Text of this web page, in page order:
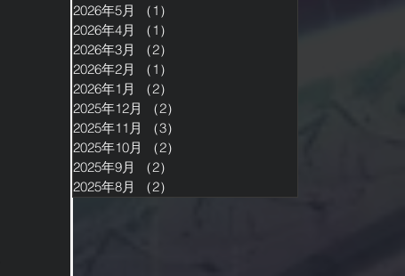
2026年5月
（1）
2026年4月
（1）
2026年3月
（2）
2026年2月
（1）
2026年1月
（2）
2025年12月
（2）
2025年11月
（3）
2025年10月
（2）
2025年9月
（2）
2025年8月
（2）